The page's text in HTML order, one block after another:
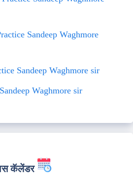
Sandeep Waghmore
Sandeep Waghmore sir
Waghmore sir
कॅलेंडर